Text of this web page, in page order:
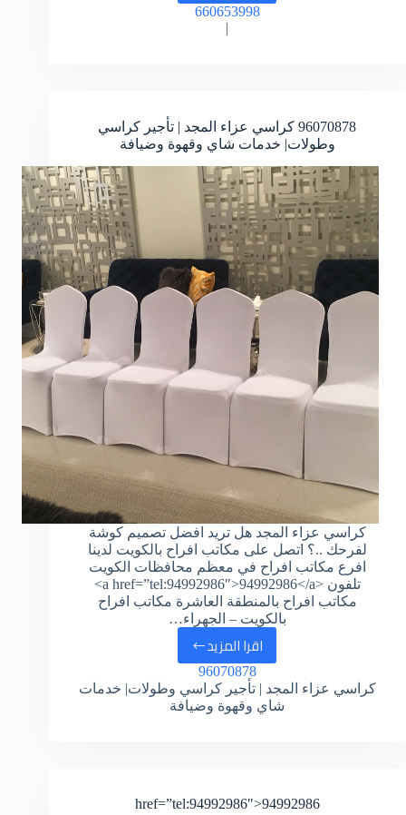
تنظيف
660653998
|
96070878كراسي عزاء المجد | تأجير كراسي
وطولات| خدمات شاي وقهوة وضيافة
كراسي عزاء المجد هل تريد افضل تصميم كوشة
لفرحك ..؟ اتصل على مكاتب افراح بالكويت لدينا
افرع مكاتب افراح في معظم محافظات الكويت
تلفون <a href=”tel:94992986″>94992986</a>
مكاتب افراح بالمنطقة العاشرة مكاتب افراح
بالكويت – الجهراء…
اقرا المزيد
96070878
كراسي عزاء المجد | تأجير كراسي وطولات| خدمات
شاي وقهوة وضيافة
href=”tel:94992986″>94992986